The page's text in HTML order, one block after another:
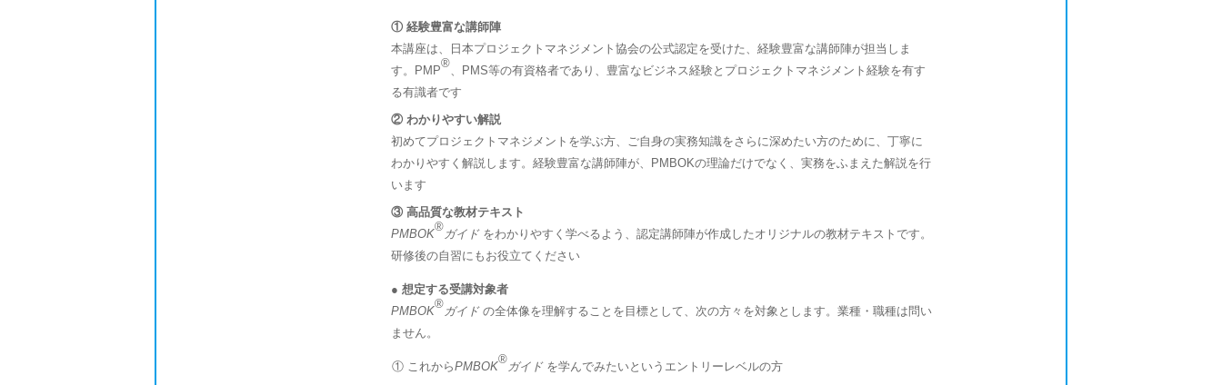
① 経験豊富な講師陣
本講座は、日本プロジェクトマネジメント協会の公式認定を受けた、経験豊富な講師陣が担当しま
す。PMP
®
、PMS等の有資格者であり、豊富なビジネス経験とプロジェクトマネジメント経験を有す
る有識者です
② わかりやすい解説
初めてプロジェクトマネジメントを学ぶ方、ご自身の実務知識をさらに深めたい方のために、丁寧に
わかりやすく解説します。経験豊富な講師陣が、PMBOKの理論だけでなく、実務をふまえた解説を行
います
③ 高品質な教材テキスト
PMBOK
®
ガイドをわかりやすく学べるよう、認定講師陣が作成したオリジナルの教材テキストです。
研修後の自習にもお役立てください
● 想定する受講対象者
PMBOK
®
ガイドの全体像を理解することを目標として、次の方々を対象とします。業種・職種は問い
ません。
① これからPMBOK
®
ガイドを学んでみたいというエントリーレベルの方